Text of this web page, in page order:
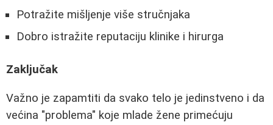
Potražite mišljenje više stručnjaka
Dobro istražite reputaciju klinike i hirurga
Zaključak
Važno je zapamtiti da svako telo je jedinstveno i da
većina "problema" koje mlade žene primećuju